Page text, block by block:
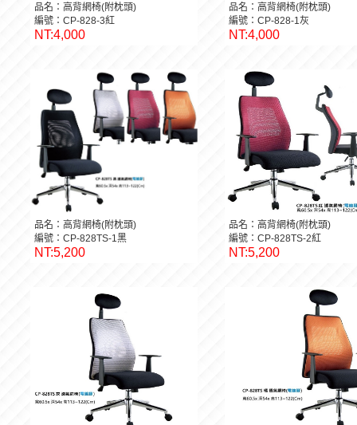
品名：高背網椅(附枕頭)
編號：CP-828-3紅
NT:4,000
品名：高背網椅(附枕頭)
編號：CP-828-1灰
NT:4,000
品名：高背網椅(附枕頭)
編號：CP-828TS-1黑
NT:5,200
品名：高背網椅(附枕頭)
編號：CP-828TS-2紅
NT:5,200